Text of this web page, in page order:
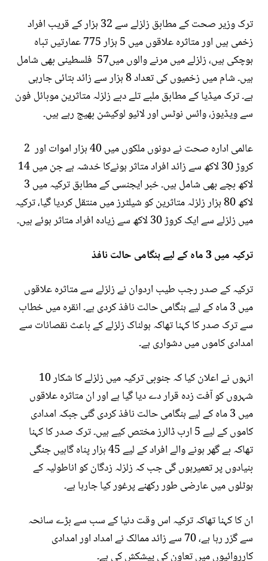
ترک وزیر صحت کے مطابق زلزلے سے 32 ہزار کے قریب افراد
زخمی ہیں اور متاثرہ علاقوں میں 5 ہزار 775 عمارتیں تباہ
ہوچکی ہیں، زلزلے میں مرنے والوں میں57 فلسطینی بھی شامل
ہیں۔ شام میں زخمیوں کی تعداد 8 ہزار سے زائد بتائی جارہی
ہے۔ ترک میڈیا کے مطابق ملبے تلے دبے زلزلہ متاثرین موبائل فون
سے ویڈیوز، وائس نوٹس اور لائیو لوکیشن بھیج رہے ہیں۔
عالمی ادارہ صحت نے دونوں ملکوں میں 40 ہزار اموات اور 2
کروڑ 30 لاکھ سے زائد افراد متاثر ہونےکا خدشہ ہے جن میں 14
لاکھ بچے بھی شامل ہیں۔ خبر ایجنسی کے مطابق ترکیہ میں 3
لاکھ 80 ہزار زلزلہ متاثرین کو شیلٹرز میں منتقل کردیا گیا، ترکیہ
میں زلزلے سے ایک کروڑ 30 لاکھ سے زیادہ افراد متاثر ہوئے ہیں۔
ترکیہ میں 3 ماہ کے لیے ہنگامی حالت نافذ
ترکیہ کے صدر رجب طیب اردوان نے زلزلے سے متاثرہ علاقوں
میں 3 ماہ کے لیے ہنگامی حالت نافذ کردی ہے۔ انقرہ میں خطاب
سے ترک صدر کا کہنا تھاکہ ہولناک زلزلے کے باعث نقصانات سے
امدادی کاموں میں دشواری ہے۔
انہوں نے اعلان کیا کہ جنوبی ترکیہ میں زلزلے کا شکار 10
شہروں کو آفت زدہ قرار دے دیا گیا ہے اور ان متاثرہ علاقوں
میں 3 ماہ کے لیے ہنگامی حالت نافذ کردی گئی جبکہ امدادی
کاموں کے لیے 5 ارب ڈالرز مختص کیے ہیں۔ ترک صدر کا کہنا
تھاکہ بے گھر ہونے والے افراد کے لیے 45 ہزار پناہ گاہیں جنگی
بنیادوں پر تعمیرہوں گی جب کہ زلزلہ زدگان کو اناطولیہ کے
ہوٹلوں میں عارضی طور رکھنے پرغور کیا جارہا ہے۔
ان کا کہنا تھاکہ ترکیہ اس وقت دنیا کے سب سے بڑے سانحہ
سے گزر رہا ہے، 70 سے زائد ممالک نے امداد اور امدادی
کارروائیوں میں تعاون کی پیشکش کی ہے۔